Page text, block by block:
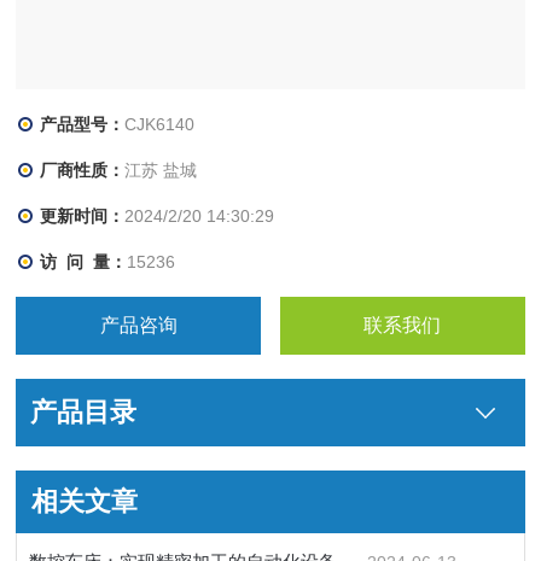
产品型号：CJK6140
厂商性质：江苏 盐城
更新时间： 2024/2/20 14:30:29
访 问 量： 15236
产品咨询 联系我们
产品目录
相关文章